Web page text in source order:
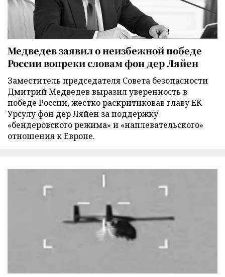
Медведев заявил о неизбежной победе
России вопреки словам фон дер Ляйен
Заместитель председателя Совета безопасности
Дмитрий Медведев выразил уверенность в
победе России, жестко раскритиковав главу ЕК
Урсулу фон дер Ляйен за поддержку
«бендеровского режима» и «наплевательского»
отношения к Европе.